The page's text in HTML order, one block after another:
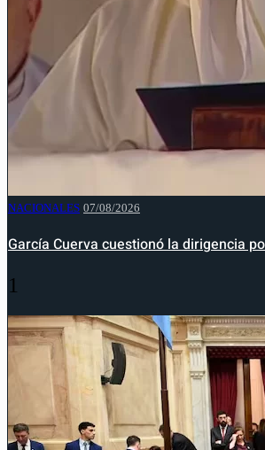
NACIONALES 07/08/2026
García Cuerva cuestionó la dirigencia
1